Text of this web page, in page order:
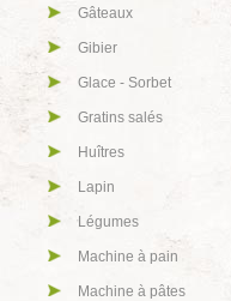
Gâteaux
Gibier
Glace - Sorbet
Gratins salés
Huîtres
Lapin
Légumes
Machine à pain
Machine à pâtes